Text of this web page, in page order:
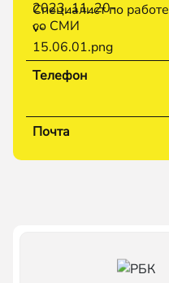
Специалист по работе
со СМИ
Телефон
Почта